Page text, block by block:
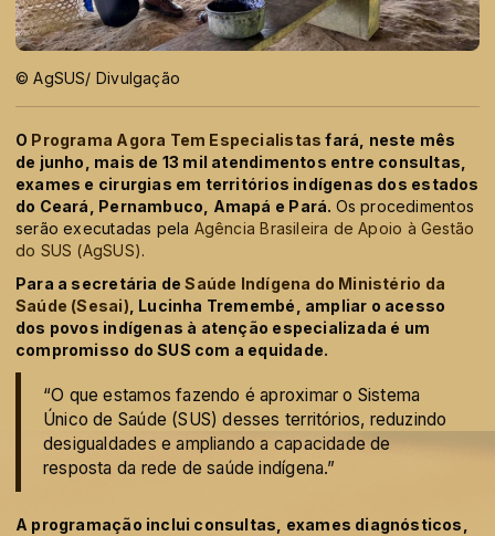
© AgSUS/ Divulgação
O Programa Agora Tem Especialistas fará, neste mês
de junho, mais de 13 mil atendimentos entre consultas,
exames e cirurgias em territórios indígenas dos estados
do Ceará, Pernambuco, Amapá e Pará. Os procedimentos
serão executadas pela Agência Brasileira de Apoio à Gestão
do SUS (AgSUS).
Para a secretária deSaúde Indígena do Ministério da
Saúde (Sesai) , Lucinha Tremembé, ampliar o acesso
dos povos indígenas à atenção especializada é um
compromisso do SUS com a equidade.
“O que estamos fazendo é aproximar o Sistema
Único de Saúde (SUS) desses territórios, reduzindo
desigualdades e ampliando a capacidade de
resposta da rede de saúde indígena.”
A programação inclui consultas, exames diagnósticos,